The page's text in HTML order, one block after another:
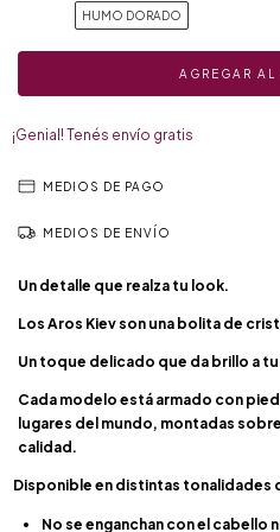
HUMO DORADO
¡Genial! Tenés envío gratis
MEDIOS DE PAGO
MEDIOS DE ENVÍO
Un detalle que realza tu look.
Los Aros Kiev son una bolita de
Un toque delicado que da brillo a
Cada modelo está armado con
lugares del mundo, montadas
calidad.
Disponible en distintas tonalidades
No se enganchan con el cabello